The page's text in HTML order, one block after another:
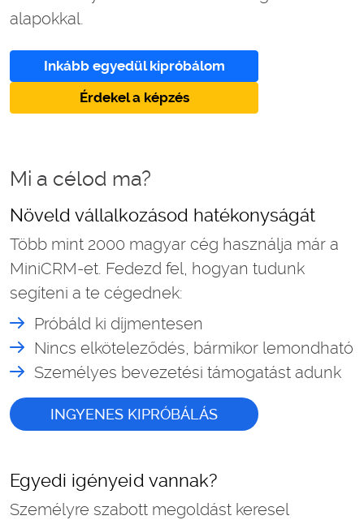
alapokkal.
Inkább egyedül kipróbálom
Érdekel a képzés
Mi a célod ma?
Növeld vállalkozásod hatékonyságát
Több mint 2000 magyar cég használja már a
MiniCRM-et. Fedezd fel, hogyan tudunk
segíteni a te cégednek:
Próbáld ki díjmentesen
Nincs elköteleződés, bármikor lemondható
Személyes bevezetési támogatást adunk
INGYENES KIPRÓBÁLÁS
Egyedi igényeid vannak?
Személyre szabott megoldást keresel